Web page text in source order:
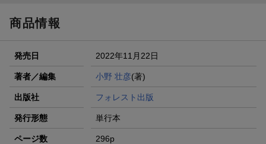
商品情報
発売日 2022年11月22日
著者／編集 小野 壮彦(著)
出版社 フォレスト出版
発行形態 単行本
ページ数 296p